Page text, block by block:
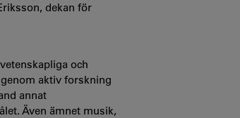
dekan för
och
aktiv forskning
annat
Även ämnet musik,